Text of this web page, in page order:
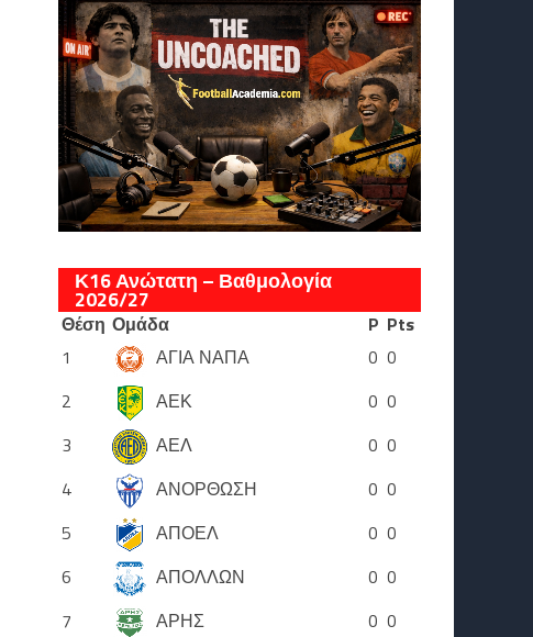
Κ16 Ανώτατη – Βαθμολογία
2026/27
Θέση Ομάδα P Pts
1
ΑΓΙΑ ΝΑΠΑ 0 0
2
ΑΕΚ 0 0
3
ΑΕΛ 0 0
4
ΑΝΟΡΘΩΣΗ 0 0
5
ΑΠΟΕΛ 0 0
6
ΑΠΟΛΛΩΝ 0 0
7
ΑΡΗΣ 0 0